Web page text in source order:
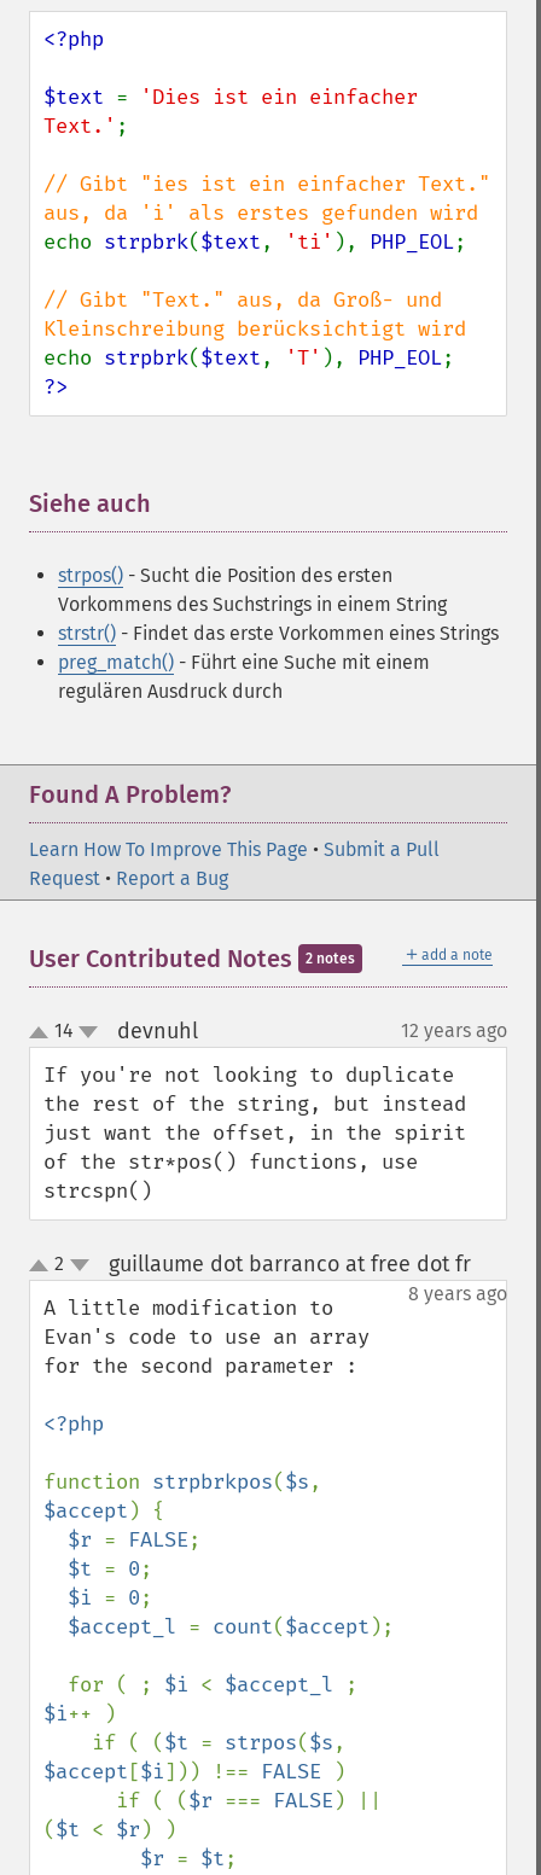
<?php
$text =
'Dies ist ein einfacher
Text.' ;
// Gibt "ies ist ein einfacher Text."
echo strpbrk($text, 'ti' ), PHP_EOL;
// Gibt "Text." aus, da Groß- und
echo strpbrk($text, 'T' ), PHP_EOL
?>
Siehe auch
strpos() - Sucht die Position des ersten
Vorkommens des Suchstrings in einem String
strstr() - Findet das erste Vorkommen eines Strings
preg_match() - Führt eine Suche mit einem
regulären Ausdruck durch
Found A Problem?
Learn How To Improve This Page • Submit a Pull
Request • Report a Bug
＋ add a note
User Contributed Notes 2 notes
up
down
14 devnuhl¶ 12 years ago
If you're not looking to duplicate
the rest of the string, but instead
just want the offset, in the spirit
of the str*pos() functions, use
strcspn()
up
down
2 guillaume dot barranco at free dot fr¶
8 years ago
A little modification to
Evan's code to use an array
for the second parameter :
<?php
function strpbrkpos($s
$accept ) {
$r = FALSE;
$t = 0;
$i = 0;
$accept_l = count($accept );
  for ( ;
$i < $accept_l
$i++ )
    if ( (
$t = strpos($s
$accept [$i])) !== FALSE
)
      if ( (
$r === FALSE ) ||
($t < $r ) )
$r = $t;